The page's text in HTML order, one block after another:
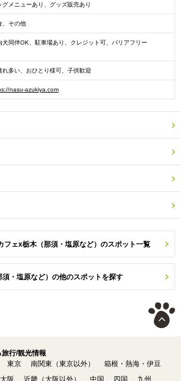
グメニューあり、グッズ販売あり
、その他
犬同伴OK、駐車場あり、クレジット可、バリアフリー
れ多い、おひとり様可、子供歓迎
nasu-azukiya.com
フェx栃木（那須・塩原など）のスポット一覧
須・塩原など）の他のスポットを探す
行/観光情報
東京 南関東（東京以外）
箱根・熱海・伊豆
大阪 近畿（大阪以外） 中国 四国 九州